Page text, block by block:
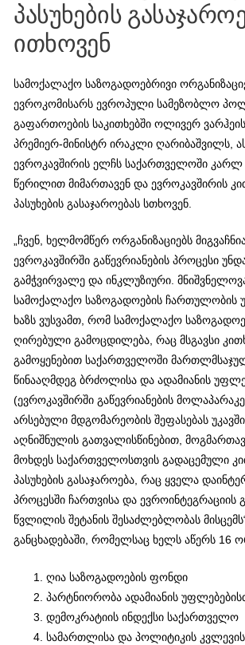
პასუხების
ითხოვენ
სამოქალაქო საზოგადოებრივი
ევროკომისარს ევროპული სამეზობლო
გაფართოების საკითხებში ოლივერ
პრემიერ-მინისტრ ირაკლი ღარიბაშვილს,
ევროკავშირის ელჩს საქართველოში
წერილით მიმართავენ და ევროკავშირის
პასუხების გასაჯაროებას სთხოვენ.
„ჩვენ, ხელმომწერ ორგანიზაციებს
ევროკავშირში გაწევრიანების პროცესი
გამჭვირვალე და ინკლუზიური.
სამოქალაქო საზოგადოების ჩართულობის
ხაზს ვუსვამთ, რომ სამოქალაქო
ღირებული გამოცდილება, რაც მსგავსი
გამოყენებით საქართველოში
წინააღმდეგ ბრძოლისა და ადამიანის
(ევროკავშირში გაწევრიანების
არსებული მდგომარეობის შეფასებას
აღნიშნულის გათვალისწინებით,
მოხდეს საქართველოსთვის გადაცემული
პასუხების გასაჯაროება, რაც ყველა
პროცესში ჩართვისა და ევროინტეგრაციის
წვლილის შეტანის შესაძლებლობას
განცხადებაში, რომელსაც ხელს აწერს 16
ღია საზოგადოების ფონდი
პარტნიორობა ადამიანის
დემოკრატიის ინდექსი საქართველო
სამართლისა და პოლიტიკის კვლევის